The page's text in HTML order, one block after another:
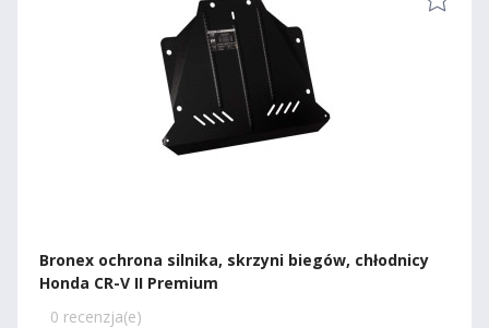
Bronex ochrona silnika, skrzyni biegów, chłodnicy
Honda CR-V II Premium
0 recenzja(e)